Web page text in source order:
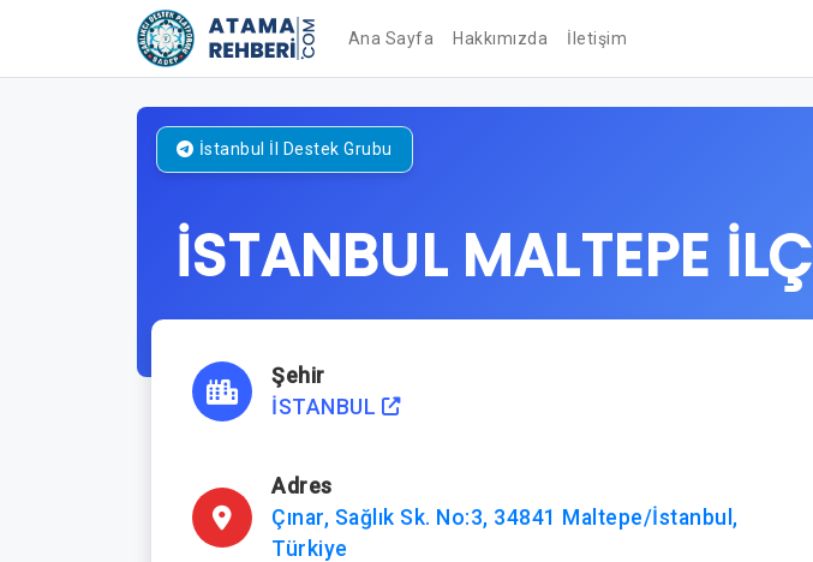
Ana Sayfa Hakkımızda İletişim
İSTANBUL MALTEPE
İstanbul İl Destek Grubu
Şehir
İSTANBUL
Adres
Çınar, Sağlık Sk. No:3, 34841 Maltepe/İstanbul,
Türkiye